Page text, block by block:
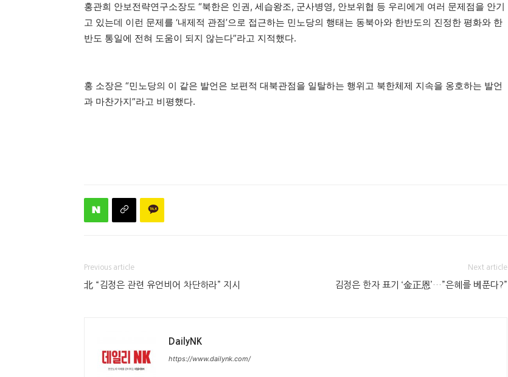
홍관희 안보전략연구소장도 “북한은 인권, 세습왕조, 군사병영, 안보위협 등 우리에게 여러 문제점을 안기
고 있는데 이런 문제를 ‘내제적 관점’으로 접근하는 민노당의 행태는 동북아와 한반도의 진정한 평화와 한
반도 통일에 전혀 도움이 되지 않는다”라고 지적했다.
홍 소장은 “민노당의 이 같은 발언은 보편적 대북관점을 일탈하는 행위고 북한체제 지속을 옹호하는 발언
과 마찬가지”라고 비평했다.
Previous article
北 “김정은 관련 유언비어 차단하라” 지시
Next article
김정은 한자 표기 ‘金正恩’…”은혜를 베푼다?”
DailyNK
https://www.dailynk.com/